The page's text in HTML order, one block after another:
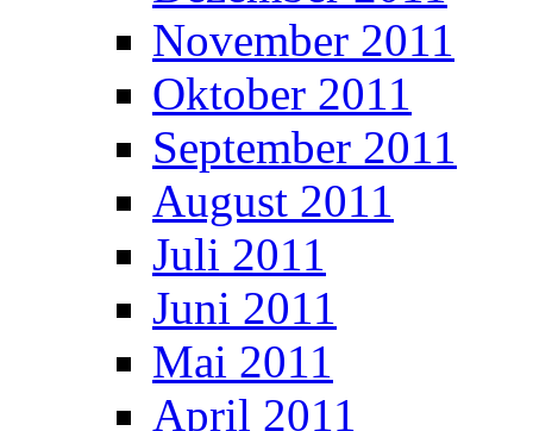
November 2011
Oktober 2011
September 2011
August 2011
Juli 2011
Juni 2011
Mai 2011
April 2011